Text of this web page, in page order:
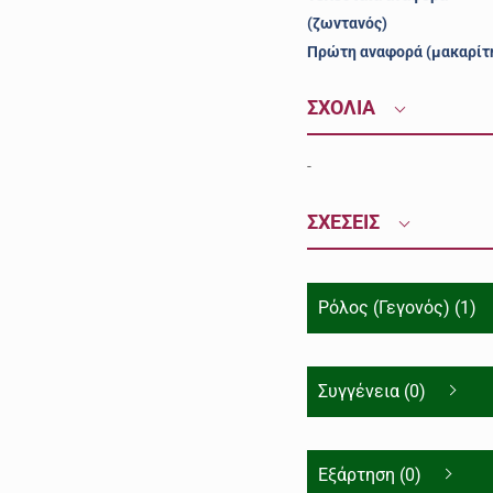
(ζωντανός)
Πρώτη αναφορά
ΣΧΟΛΙΑ
-
ΣΧΕΣΕΙΣ
Ρόλος (Γεγονός) (1)
Συγγένεια (0)
Εξάρτηση (0)